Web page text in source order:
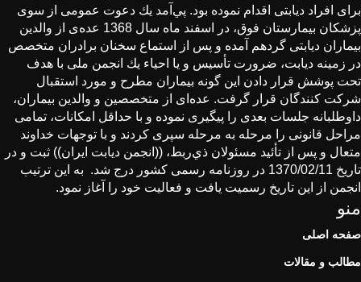
برای افراد دیابتی اقدام نموده بود. پي‌آمد یك دعوت عمومی از سوی
پزشكان بیمارستان فوق، در اسفند ماه سال 1368 عده‌ی از والدین
بیماران دیابتی گردهم آمده و پس از استماع سخنان برادران متخصص
در زمینه دیابت، ضرورت تأسیس و یا احیاء یك انجمن ملی با هدف
تحت پوشش قرار دادن این گونه بیماران مطرح و مورد استقبال
شركت كنندگان قرار گرفت. عده‌ای از متخصصین و والدین بیماران،
داوطلبانه جلسات بعدی را پیگیری نموده و با حداقل امكانات، تمامی
مراحل قانونی را مرحله به مرحله سپری كردند و با توجهات خداوند
متعال و پس از تأئید مسئولان ذي‌ربط، ((انجمن دیابت ایران)) ثبت و در
تاریخ 1370/02/11 در روزنامه رسمی كشور درج شد. به این ترتیب
انجمن از این تاریخ رسمیت یافت و فعالیت خود را آغاز نمود.
منو
صفحه اصلی
مطالب و مقالات